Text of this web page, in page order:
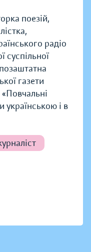
поезій,
радіо
суспільної
газети
і в